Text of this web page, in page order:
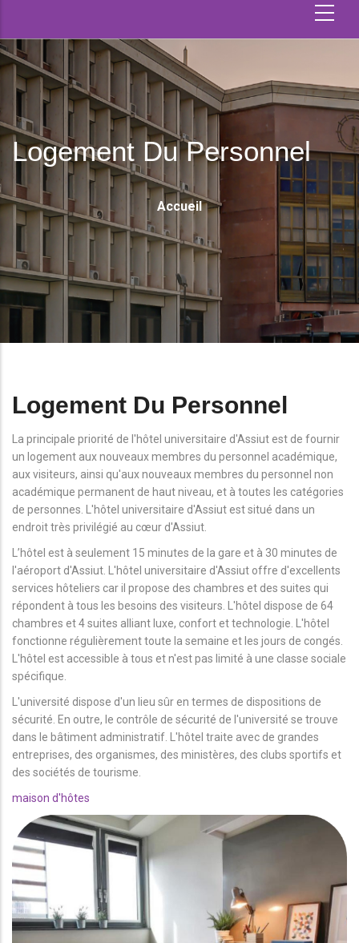
Logement Du Personnel
Fil
D'Ariane
Accueil
Logement Du Personnel
La principale priorité de l'hôtel universitaire d'Assiut est de fournir
un logement aux nouveaux membres du personnel académique,
aux visiteurs, ainsi qu'aux nouveaux membres du personnel non
académique permanent de haut niveau, et à toutes les catégories
de personnes. L'hôtel universitaire d'Assiut est situé dans un
endroit très privilégié au cœur d'Assiut.
L’hôtel est à seulement 15 minutes de la gare et à 30 minutes de
l'aéroport d'Assiut. L'hôtel universitaire d'Assiut offre d'excellents
services hôteliers car il propose des chambres et des suites qui
répondent à tous les besoins des visiteurs. L'hôtel dispose de 64
chambres et 4 suites alliant luxe, confort et technologie. L'hôtel
fonctionne régulièrement toute la semaine et les jours de congés.
L'hôtel est accessible à tous et n'est pas limité à une classe sociale
spécifique.
L'université dispose d'un lieu sûr en termes de dispositions de
sécurité. En outre, le contrôle de sécurité de l'université se trouve
dans le bâtiment administratif. L'hôtel traite avec de grandes
entreprises, des organismes, des ministères, des clubs sportifs et
des sociétés de tourisme.
maison d'hôtes